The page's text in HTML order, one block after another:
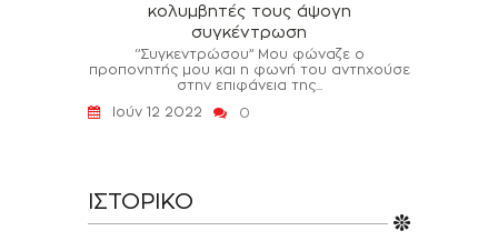
κολυμβητές τους άψογη
συγκέντρωση
‘’Συγκεντρώσου’’ Μου φώναζε ο
προπονητής μου και η φωνή του αντηχούσε
στην επιφάνεια της...
Ιούν 12 2022
0
ΙΣΤΟΡΙΚΌ